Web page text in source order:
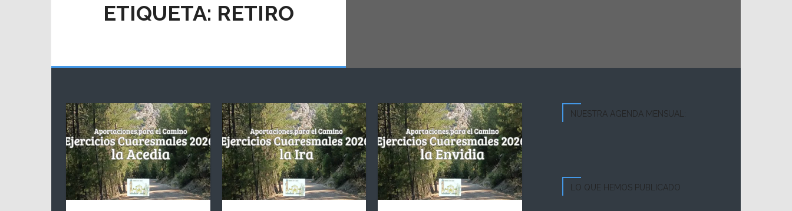
ETIQUETA: RETIRO
NUESTRA AGENDA MENSUAL:
LO QUE HEMOS PUBLICADO